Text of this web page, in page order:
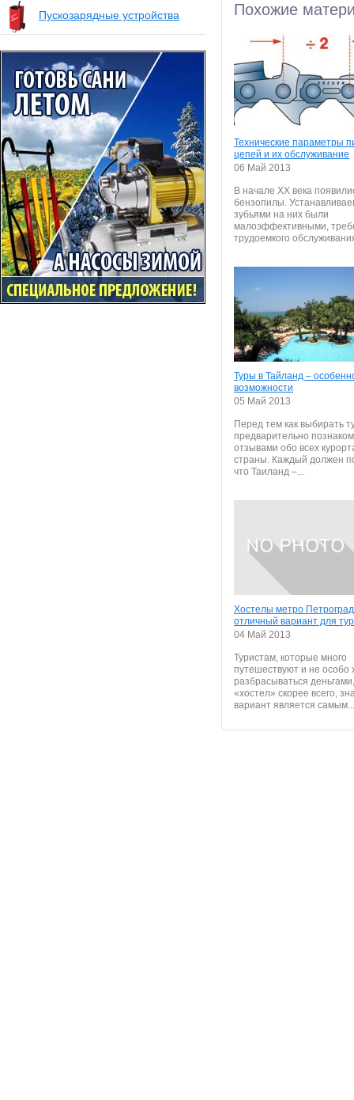
Пускозарядные устройства Похожие
Технические параметры
цепей и их обслуживание
06 Май 2013
В начале ХХ века
бензопилы.
зубьями на них были
малоэффективными,
трудоемкого
Туры в Тайланд –
возможности
05 Май 2013
Перед тем как выбирать
предварительно
отзывами обо всех
страны. Каждый должен
что Таиланд –...
Хостелы метро
отличный вариант для
04 Май 2013
Туристам, которые много
путешествуют и не особо
разбрасываться
«хостел» скорее всего,
вариант является самым...